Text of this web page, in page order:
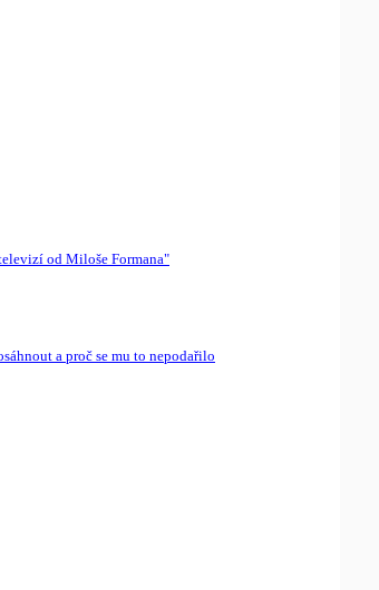
od Miloše Formana"
a proč se mu to nepodařilo